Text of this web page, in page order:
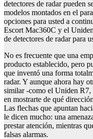
detectores de radar pueden
modelos montados en el
opciones para usted a
Escort Mac360C y el
de detectores de radar para
No es frecuente que una
producto establecido, pero
que inventó una forma
radar. Y aunque ahora hay
similar -como el Uniden
en mostrarte de qué
Las flechas que apuntan
le dicen mucho: una
prestar atención, mientras
falsas alarmas.